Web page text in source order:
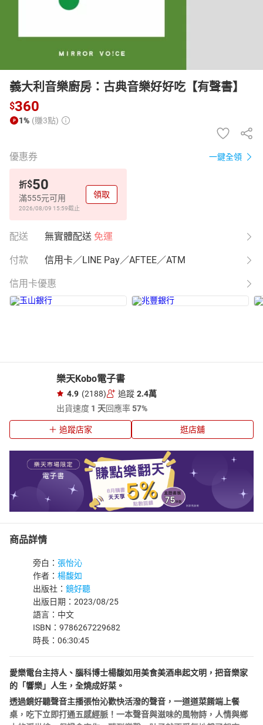
義大利音樂廚房：古典音樂好好吃【有聲書】
$360
1% (賺3點)
優惠券 一鍵全領
折$50
滿555元可用
2026/08/09 15:59截止
領取
配送 無實體配送 免運
付款 信用卡／LINE Pay／AFTEE／ATM
信用卡優惠
樂天Kobo電子書
4.9 (2188) 追蹤 2.4萬
出貨速度 1 天回應率57%
追蹤店家 逛店舖
商品詳情
旁白： 張怡沁
作者： 楊馥如
出版社： 鏡好聽
出版日期：2023/08/25
語言：中文
ISBN：9786267229682
時長：06:30:45
愛樂電台主持人、腦科博士楊馥如用美食美酒串起文明，把音樂家
的「響樂」人生，全燒成好菜。
透過鏡好聽聲音主播張怡沁歡快活潑的聲音，一道道菜餚端上餐
桌，吃下立即打通五感經脈！一本聲音與滋味的風物詩，人情與鄉